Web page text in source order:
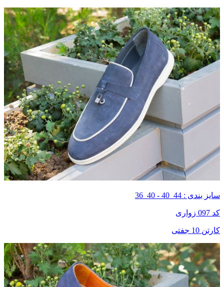
سایز بندی : 44_40 - 40_36
کد 097 زواری
کارتن 10 جفتی